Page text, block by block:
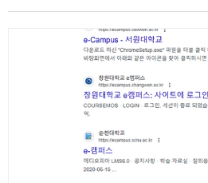
알기 쉬운 용어와 문장으로 써야 하며, 어
유가 있어요? 진짜 이해가 안 되네요. 당